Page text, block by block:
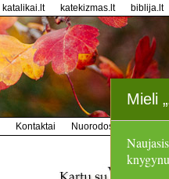
katalikai.lt katekizmas.lt biblija.lt
Kontaktai Nuorodos
Mieli